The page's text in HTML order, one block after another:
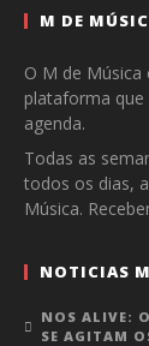
M DE
O M de
plataforma que
agenda.
Todas as
todos os dias,
Música.
NOTICIAS
NOS ALIVE:
SE AGITAM